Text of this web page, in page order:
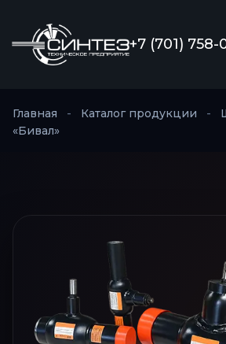
+7 (701)
Главная - Каталог продукции -
«Бивал»